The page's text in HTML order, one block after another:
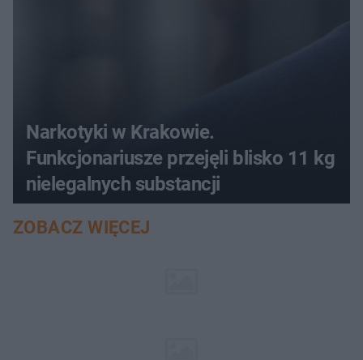
Narkotyki w Krakowie.
Funkcjonariusze przejęli blisko 11 kg
nielegalnych substancji
ZOBACZ WIĘCEJ